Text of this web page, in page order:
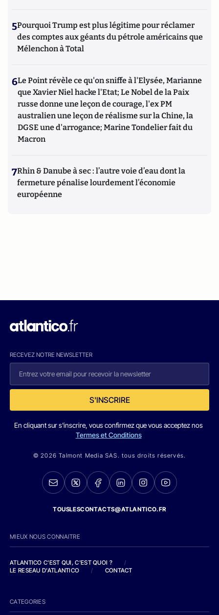
5Pourquoi Trump est plus légitime pour réclamer
des comptes aux géants du pétrole américains que
Mélenchon à Total
6Le Point révèle ce qu'on sniffe à l'Elysée, Marianne
que Xavier Niel hacke l'Etat; Le Nobel de la Paix
russe donne une leçon de courage, l'ex PM
australien une leçon de réalisme sur la Chine, la
DGSE une d'arrogance; Marine Tondelier fait du
Macron
7Rhin & Danube à sec : l’autre voie d’eau dont la
fermeture pénalise lourdement l’économie
européenne
RECEVEZ NOTRE NEWSLETTER
S'INSCRIRE
En cliquant sur s'inscrire, vous confirmez que vous acceptez nos
Termes et Conditions
© 2026 Talmont Media SAS. tous droits réservés.
TOUSLESCONTACTS@ATLANTICO.FR
MIEUX NOUS CONNAITRE
ATLANTICO C'EST QUI, C'EST QUOI ?
/
LE RESEAU D'ATLANTICO
/ CONTACT
CATEGORIES